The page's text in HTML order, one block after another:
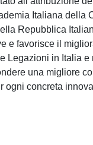
Italiana della
Repubblica
e favorisce il
Legazioni in Italia e
una migliore
ogni concreta